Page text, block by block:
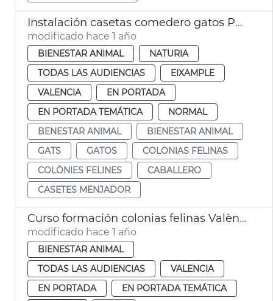
Instalación casetas comedero gatos Parque Central
modificado hace 1 año
BIENESTAR ANIMAL
NATURIA
TODAS LAS AUDIENCIAS
EIXAMPLE
VALENCIA
EN PORTADA
EN PORTADA TEMÁTICA
NORMAL
BENESTAR ANIMAL
BIENESTAR ANIMAL
GATS
GATOS
COLONIAS FELINAS
COLÒNIES FELINES
CABALLERO
CASETES MENJADOR
Curso formación colonias felinas València
modificado hace 1 año
BIENESTAR ANIMAL
TODAS LAS AUDIENCIAS
VALENCIA
EN PORTADA
EN PORTADA TEMÁTICA